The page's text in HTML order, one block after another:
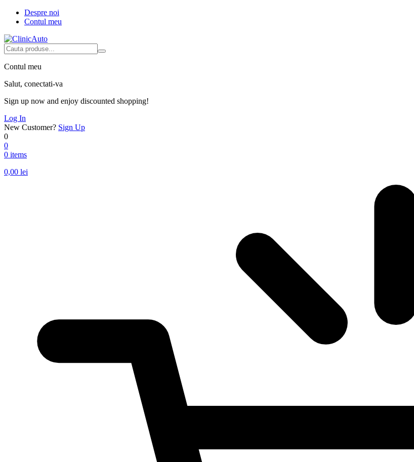
Despre noi
Contul meu
Contul meu
Salut, conectati-va
Sign up now and enjoy discounted shopping!
Log In
New Customer? Sign Up
0
0
0 items
0,00 lei